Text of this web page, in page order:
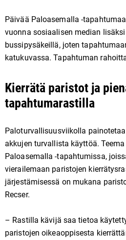
Päivää Paloasemalla -
vuonna sosiaalisen median
bussipysäkeillä, joten
katukuvassa. Tapahtuman
Kierrätä paristot ja
tapahtumarastilla
Paloturvallisuusviikolla
akkujen turvallista käyttöä.
Paloasemalla -tapahtumissa,
vierailemaan paristojen
järjestämisessä on mukana
Recser.
– Rastilla kävijä saa tietoa
paristojen oikeaoppisesta